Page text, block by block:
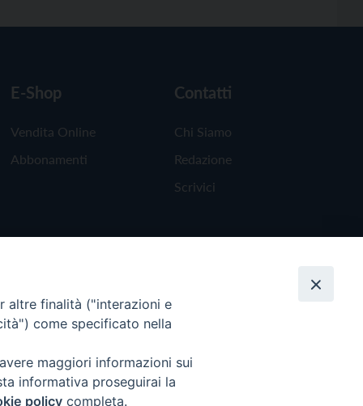
E-Shop
Vendita Online
Abbonamenti
Contatti
Chi Siamo
Redazione
Scrivici
altre finalità ("interazioni e
come specificato nella
maggiori informazioni sui
informativa proseguirai la
policy completa.